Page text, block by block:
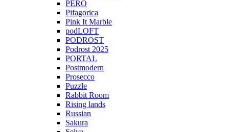
PERO
Pifagorica
Pink It Marble
podLOFT
PODROST
Podrost 2025
PORTAL
Postmodern
Prosecco
Puzzle
Rabbit Room
Rising lands
Russian
Sakura